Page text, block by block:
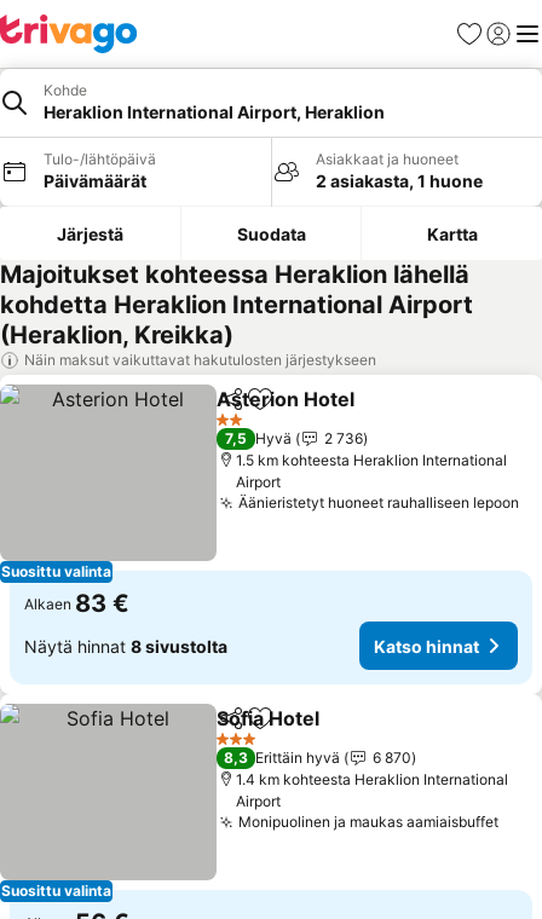
Suosikit
Kohde
Heraklion International Airport, Heraklion
Tulo-/lähtöpäivä
Päivämäärät
Asiakkaat ja huoneet
2 asiakasta, 1 huone
Järjestä Suodata Kartta
Majoitukset kohteessa Heraklion lähellä
kohdetta Heraklion International Airport
(Heraklion, Kreikka)
Näin maksut vaikuttavat hakutulosten järjestykseen
Suosittu valinta
Jaa Lisää suosikkeihin
Asterion Hotel
2 Tähtiluokitus
7,5 Hyvä
2 736
1.5 km kohteesta Heraklion International
Airport
Äänieristetyt huoneet rauhalliseen lepoon
Alkaen 83 €
Näytä hinnat 8 sivustolta Katso hinnat
Suosittu valinta
Jaa Lisää suosikkeihin
Sofia Hotel
3 Tähtiluokitus
8,3 Erittäin hyvä
6 870
1.4 km kohteesta Heraklion International
Airport
Monipuolinen ja maukas aamiaisbuffet